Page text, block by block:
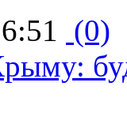
(0)